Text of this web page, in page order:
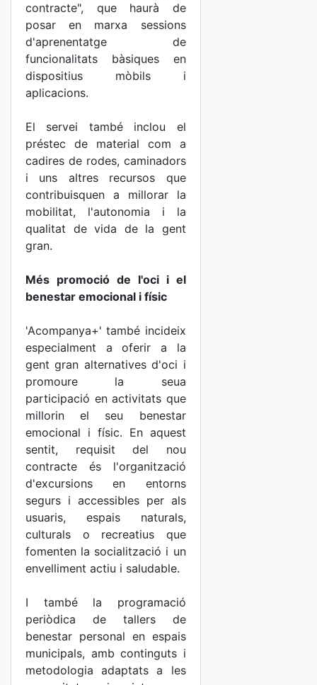
contracte", que haurà de
posar en marxa sessions
d'aprenentatge de
funcionalitats bàsiques en
dispositius mòbils i
aplicacions.
El servei també inclou el
préstec de material com a
cadires de rodes, caminadors
i uns altres recursos que
contribuisquen a millorar la
mobilitat, l'autonomia i la
qualitat de vida de la gent
gran.
Més promoció de l'oci i el
benestar emocional i físic
'Acompanya+' també incideix
especialment a oferir a la
gent gran alternatives d'oci i
promoure la seua
participació en activitats que
millorin el seu benestar
emocional i físic. En aquest
sentit, requisit del nou
contracte és l'organització
d'excursions en entorns
segurs i accessibles per als
usuaris, espais naturals,
culturals o recreatius que
fomenten la socialització i un
envelliment actiu i saludable.
I també la programació
periòdica de tallers de
benestar personal en espais
municipals, amb continguts i
metodologia adaptats a les